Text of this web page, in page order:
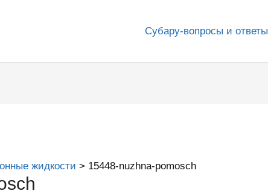
Субару-вопросы и ответы
жидкости 15448-nuzhna-pomosch